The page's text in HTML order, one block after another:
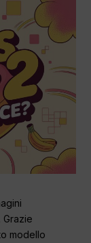
Grazie
modello